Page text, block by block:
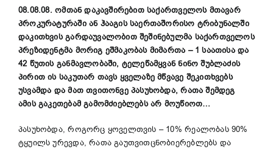
08.08.08. ომთან დაკავშირებით საქართველოს მთავარ
პროკურატურაში ან ჰააგის საერთაშორისო ტრიბუნალში
დაკითხვის გარდაუვალობით შეშინებულმა საქართველოს
პრეზიდენტმა მორიგ ეშმაკობას მიმართა – 1 საათისა და
42 წუთის განმავლობაში, ტელეწამყვან ნინო შუბლაძის
პირით ის საკუთარ თავს ყველაზე მწვავე შეკითხვებს
უსვამდა და მათ თვითონვე პასუხობდა, რათა შემდეგ
ამის გაკეთებამ გამომძიებლებს არ მოუწიოთ…
პასუხობდა, როგორც ყოველთვის – 10% რეალობას 90%
ტყუილს ურევდა, რათა გაუთვითცნობიერებლებს და